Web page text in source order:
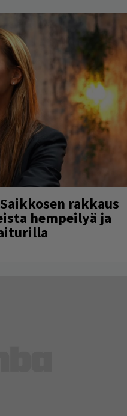
rakkaus
hempeilyä ja